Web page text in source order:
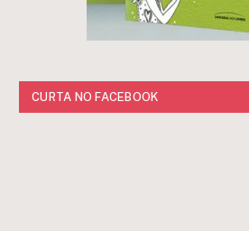
CURTA NO FACEBOOK